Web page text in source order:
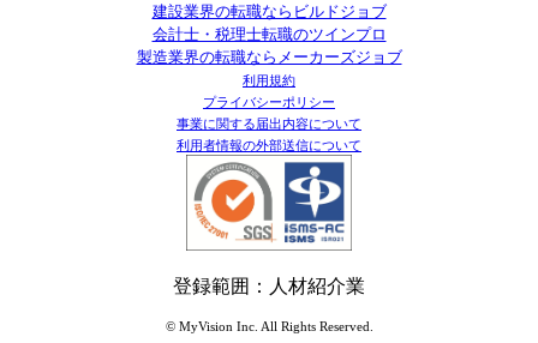
建設業界の転職ならビルドジョブ
会計士・税理士転職のツインプロ
製造業界の転職ならメーカーズジョブ
利用規約
プライバシーポリシー
事業に関する届出内容について
利用者情報の外部送信について
登録範囲：人材紹介業
© MyVision Inc. All Rights Reserved.